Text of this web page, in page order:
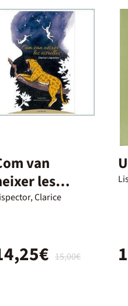
van
les
Clarice
15,00€